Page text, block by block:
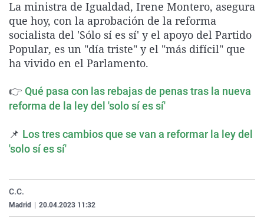
La rosa de los vientos
Gente viajera
Como el perro y el
Caso
Retornados
Equipo de
Extremadura
Galicia
La Rioja
País Vasco
Virales
Televisión
Elecciones
La ministra de Igualdad, Irene Montero, asegura
que hoy, con la aprobación de la reforma
socialista del 'Sólo sí es sí' y el apoyo del Partido
Popular, es un "día triste" y el "más difícil" que
ha vivido en el Parlamento.
👉 Qué pasa con las rebajas de penas tras la nueva
reforma de la ley del 'solo sí es sí'
📌 Los tres cambios que se van a reformar la ley del
'solo sí es sí'
C.C.
Madrid 20.04.2023 11:32